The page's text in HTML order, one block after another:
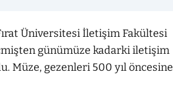
Üniversitesi İletişim Fakültesi
günümüze kadarki iletişim
Müze, gezenleri 500 yıl öncesine